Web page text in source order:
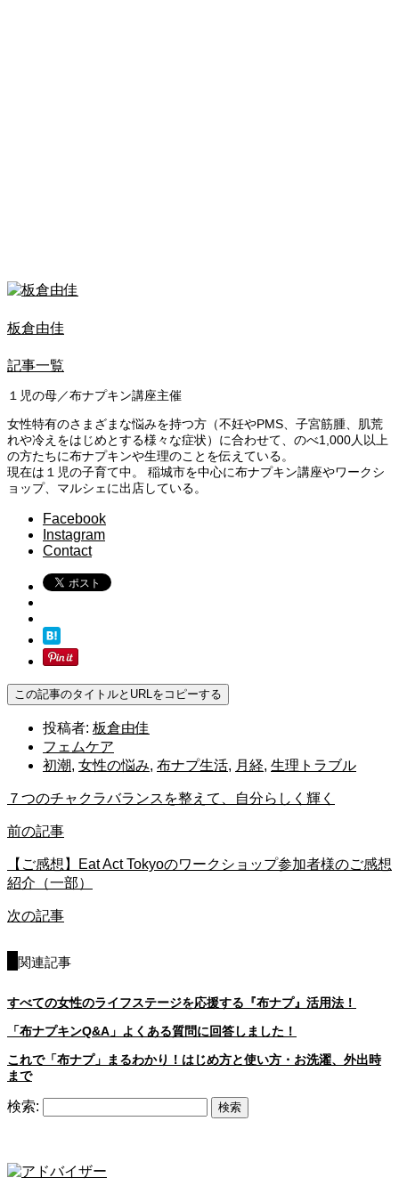
板倉由佳
記事一覧
１児の母／布ナプキン講座主催
女性特有のさまざまな悩みを持つ方（不妊やPMS、子宮筋腫、肌荒
れや冷えをはじめとする様々な症状）に合わせて、のべ1,000人以上
の方たちに布ナプキンや生理のことを伝えている。
現在は１児の子育て中。 稲城市を中心に布ナプキン講座やワークシ
ョップ、マルシェに出店している。
Facebook
Instagram
Contact
この記事のタイトルとURLをコピーする
投稿者: 板倉由佳
フェムケア
初潮, 女性の悩み, 布ナプ生活, 月経, 生理トラブル
７つのチャクラバランスを整えて、自分らしく輝く
前の記事
【ご感想】Eat Act Tokyoのワークショップ参加者様のご感想
紹介（一部）
次の記事
関連記事
すべての女性のライフステージを応援する『布ナプ』活用法！
「布ナプキンQ&A」よくある質問に回答しました！
これで「布ナプ」まるわかり！はじめ方と使い方・お洗濯、外出時
まで
検索: